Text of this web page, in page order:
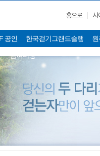
홈으로 사
공인 한국걷기그랜드슬램
참여마당